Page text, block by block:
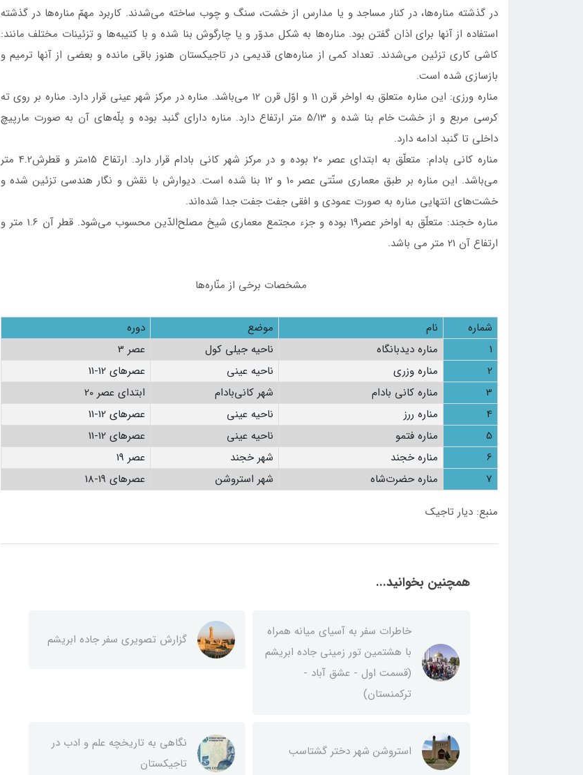
در گذشته مناره‌ها، در كنار مساجد و يا مدارس از خشت، سنگ و چوب ساخته می‌شدند. كاربرد مهمّ مناره‌ها در گذشته
استفاده از آنها برای اذان گفتن بود. مناره‌ها به شکل مدوّر و يا چارگوش بنا شده و با کتیبه‌ها و تزئينات مختلف مانند:
كاشی كاری تزئين می‌شدند. تعداد كمی‌ از مناره‌های قديمی در تاجيكستان هنوز باقی مانده و بعضی از آنها ترميم و
بازسازی شده است.
مناره‌‌ ورزی: اين مناره متعلق به اواخر قرن 11 و اوّل قرن 12 می‌باشد. مناره در مركز شهر عينی قرار دارد. مناره بر روی ته
کرسی مربع و از خشت خام بنا شده و 5/13 متر ارتفاع دارد. مناره دارای گنبد بوده و پلّه‌های آن به صورت مارپیچ
داخلی تا گنبد ادامه دارد.
مناره کانی‌ بادام: متعلّق به ابتدای عصر 20 بوده و در مرکز شهر کانی‌ بادام قرار دارد. ارتفاع 15متر و قطرش4.2 متر
می‌باشد. اين مناره بر طبق معماری سنّتی عصر 10 و 12 بنا شده است. دیوارش با نقش و نگار هندسی تزئين شده و
خشت‌های انتهايی مناره به صورت عمودی و افقی جفت‌ جفت جدا شده‌اند.
مناره خجند: متعلّق به اواخر عصر19 بوده و جزء مجتمع معماری شیخ مصلح‌الدّین محسوب می‌شود. قطر آن 1.6 متر و
ارتفاع آن 21 متر می باشد.
مشخصات برخی از منّاره‌ها
شماره نام موضع
دوره
1
مناره دیدبانگاه ناحیه جیلی کول
عصر 3
2
مناره وزری ناحیه عینی
عصرهای 12-11
3
مناره کانی‌ بادام شهر کانی‌بادام
ابتدای عصر 20
4
مناره ررز ناحیه عینی
عصرهای 12-11
5
مناره فتمو ناحیه عینی
عصرهای 12-11
6
مناره خجند شهر خجند
عصر 19
7
مناره حضرت‌شاه شهر استروشن
عصرهای 19-18
منبع: دیار تاجیک
همچنین بخوانید...
خاطرات سفر به آسیای میانه همراه
با هشتمین تور زمینی جاده ابریشم
(قسمت اول - عشق آباد -
ترکمنستان)
گزارش تصویری سفر جاده ابریشم
استروشن شهر دختر گشتاسب
نگاهی به تاریخچه علم و ادب در
تاجیکستان